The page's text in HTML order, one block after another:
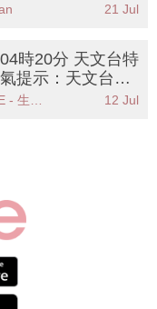
21 Jul
時20分 天文台特
提示：天文台發
警告提醒市民注
12 Jul